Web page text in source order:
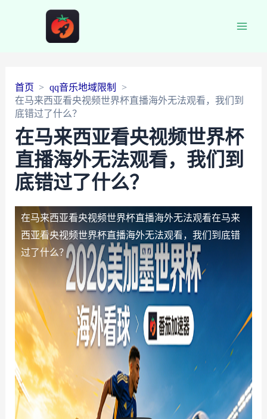
首页
qq音乐地域限制
在马来西亚看央视频世界杯直播海外无法观看，我们到
底错过了什么？
在马来西亚看央视频世界杯
直播海外无法观看，我们到
底错过了什么？
在马来西亚看央视频世界杯直播海外无法观看在马来
西亚看央视频世界杯直播海外无法观看，我们到底错
过了什么？